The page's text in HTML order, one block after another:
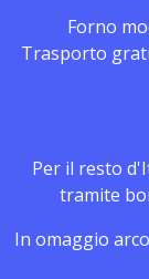
Forno
Trasporto
Per il resto
tramite
In omaggio